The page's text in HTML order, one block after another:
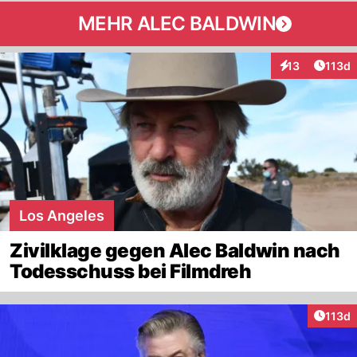
MEHR ALEC BALDWIN
13
Interaktionen
113d
Los Angeles
Zivilklage gegen Alec Baldwin nach
Todesschuss bei Filmdreh
113d